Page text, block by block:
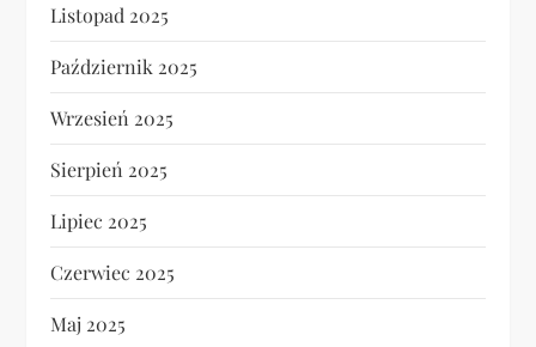
Listopad 2025
Październik 2025
Wrzesień 2025
Sierpień 2025
Lipiec 2025
Czerwiec 2025
Maj 2025